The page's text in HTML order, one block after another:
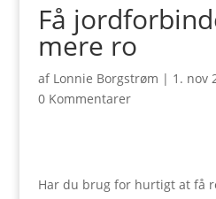
Få
mere ro
af Lonnie Borgstrøm | 1. nov
0 Kommentarer
Har du brug for hurtigt at få